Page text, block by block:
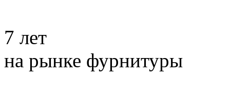
7 лет
на рынке фурнитуры